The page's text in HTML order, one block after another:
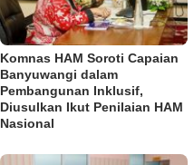
Komnas HAM Soroti Capaian
Banyuwangi dalam
Pembangunan Inklusif,
Diusulkan Ikut Penilaian HAM
Nasional